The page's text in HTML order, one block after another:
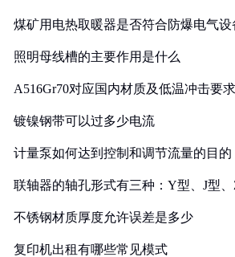
煤矿用电热取暖器是否符合防爆电气设
照明母线槽的主要作用是什么
A516Gr70对应国内材质及低温冲击要
镀镍钢带可以过多少电流
计量泵如何达到控制和调节流量的目的
联轴器的轴孔形式有三种：Y型、J型
不锈钢材质厚度允许误差是多少
复印机出租有哪些常见模式